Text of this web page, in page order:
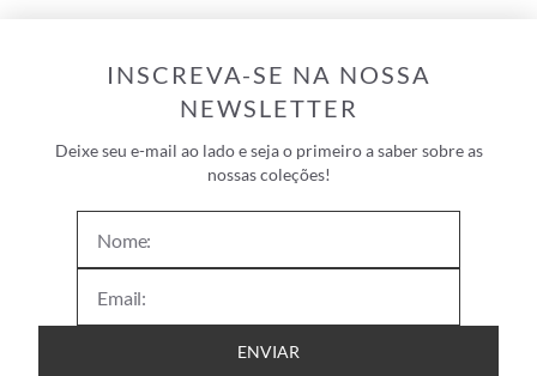
INSCREVA-SE NA NOSSA
NEWSLETTER
Deixe seu e-mail ao lado e seja o primeiro a saber sobre as
nossas coleções!
ENVIAR